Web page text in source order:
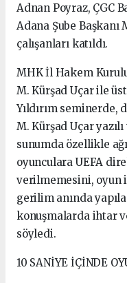
Adnan Poyraz, ÇGC
Adana Şube
çalışanları katıldı.
MHK İl Hakem
M. Kürşad Uçar ile
Yıldırım seminerde,
M. Kürşad Uçar
sunumda özellikle
oyunculara UEFA
verilmemesini, oyun
gerilim anında
konuşmalarda ihtar
söyledi.
10 SANİYE İÇİNDE